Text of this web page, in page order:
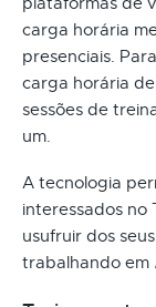
carga horária
presenciais.
carga horária
sessões de
um.
A tecnologia
interessados no
usufruir dos
trabalhando em